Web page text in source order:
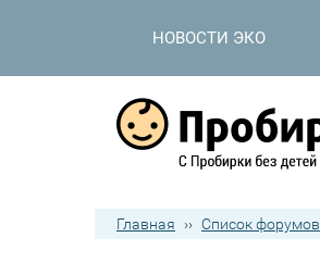
НОВОСТИ ЭКО
Главная ›› Список форумов